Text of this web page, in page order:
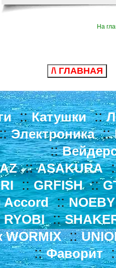
На
/\ ГЛАВНАЯ
::Катушки::
Электроника::
::
::ASAKURA
::GRFISH::
Accord::NOEBY
RYOBI ::
::
::Фаворит